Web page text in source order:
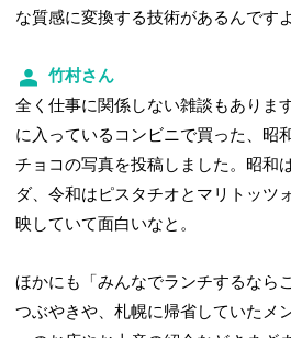
な質感に変換する技術があるんですよ
竹村さん
全く仕事に関係しない雑談もありま
に入っているコンビニで買った、昭
チョコの写真を投稿しました。昭和
ダ、令和はピスタチオとマリトッツ
映していて面白いなと。
ほかにも「みんなでランチするなら
つぶやきや、札幌に帰省していたメ